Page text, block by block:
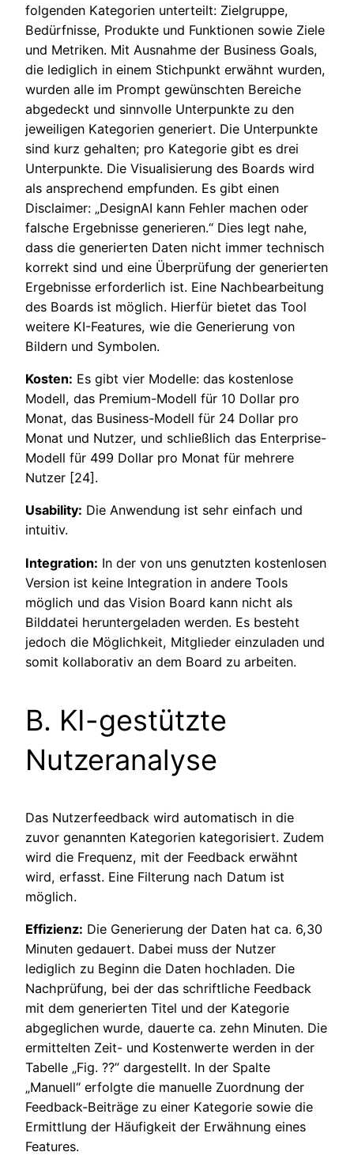
folgenden Kategorien unterteilt: Zielgruppe,
Bedürfnisse, Produkte und Funktionen sowie Ziele
und Metriken. Mit Ausnahme der Business Goals,
die lediglich in einem Stichpunkt erwähnt wurden,
wurden alle im Prompt gewünschten Bereiche
abgedeckt und sinnvolle Unterpunkte zu den
jeweiligen Kategorien generiert. Die Unterpunkte
sind kurz gehalten; pro Kategorie gibt es drei
Unterpunkte. Die Visualisierung des Boards wird
als ansprechend empfunden. Es gibt einen
Disclaimer: „DesignAI kann Fehler machen oder
falsche Ergebnisse generieren.“ Dies legt nahe,
dass die generierten Daten nicht immer technisch
korrekt sind und eine Überprüfung der generierten
Ergebnisse erforderlich ist. Eine Nachbearbeitung
des Boards ist möglich. Hierfür bietet das Tool
weitere KI-Features, wie die Generierung von
Bildern und Symbolen.
Kosten: Es gibt vier Modelle: das kostenlose
Modell, das Premium-Modell für 10 Dollar pro
Monat, das Business-Modell für 24 Dollar pro
Monat und Nutzer, und schließlich das Enterprise-
Modell für 499 Dollar pro Monat für mehrere
Nutzer [24].
Usability: Die Anwendung ist sehr einfach und
intuitiv.
Integration: In der von uns genutzten kostenlosen
Version ist keine Integration in andere Tools
möglich und das Vision Board kann nicht als
Bilddatei heruntergeladen werden. Es besteht
jedoch die Möglichkeit, Mitglieder einzuladen und
somit kollaborativ an dem Board zu arbeiten.
B. KI-gestützte
Nutzeranalyse
Das Nutzerfeedback wird automatisch in die
zuvor genannten Kategorien kategorisiert. Zudem
wird die Frequenz, mit der Feedback erwähnt
wird, erfasst. Eine Filterung nach Datum ist
möglich.
Effizienz: Die Generierung der Daten hat ca. 6,30
Minuten gedauert. Dabei muss der Nutzer
lediglich zu Beginn die Daten hochladen. Die
Nachprüfung, bei der das schriftliche Feedback
mit dem generierten Titel und der Kategorie
abgeglichen wurde, dauerte ca. zehn Minuten. Die
ermittelten Zeit- und Kostenwerte werden in der
Tabelle „Fig. ??” dargestellt. In der Spalte
„Manuell“ erfolgte die manuelle Zuordnung der
Feedback-Beiträge zu einer Kategorie sowie die
Ermittlung der Häufigkeit der Erwähnung eines
Features.